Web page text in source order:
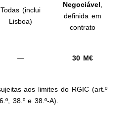
Todas (inclui
Lisboa)
Negociável
definida em
contrato
— 30 M€
aos limites do RGIC (art.º
38.º e 38.º‑A).